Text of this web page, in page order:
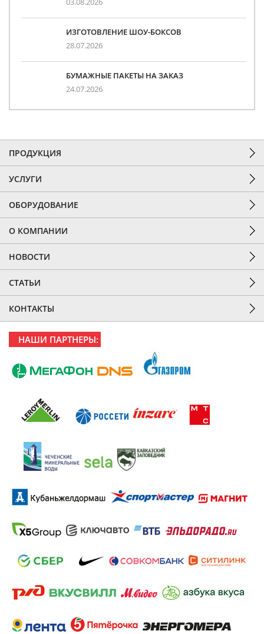
ИЗГОТОВЛЕНИЕ ШОУ-БОКСОВ
28.07.2026
БУМАЖНЫЕ ПАКЕТЫ НА ЗАКАЗ
24.07.2026
ПРОДУКЦИЯ
УСЛУГИ
ОБОРУДОВАНИЕ
О КОМПАНИИ
НОВОСТИ
СТАТЬИ
КОНТАКТЫ
НАШИ ПАРТНЕРЫ: